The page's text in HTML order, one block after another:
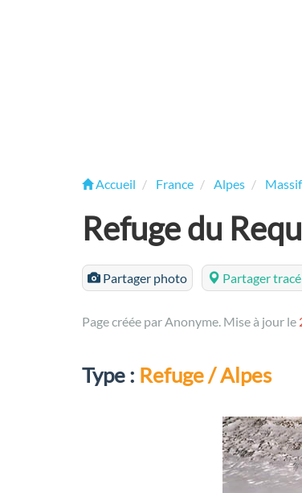
Accueil France Alpes
Refuge du
Partager photo Partager
Page créée par Anonyme. Mise à jour le
Type : Refuge / Alpes